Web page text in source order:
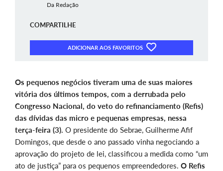
Da Redação
COMPARTILHE
ADICIONAR AOS FAVORITOS
Os pequenos negócios tiveram uma de suas maiores
vitória dos últimos tempos, com a derrubada pelo
Congresso Nacional, do veto do refinanciamento (Refis)
das dívidas das micro e pequenas empresas, nessa
terça-feira (3). O presidente do Sebrae, Guilherme Afif
Domingos, que desde o ano passado vinha negociando a
aprovação do projeto de lei, classificou a medida como “um
ato de justiça” para os pequenos empreendedores. O Refis